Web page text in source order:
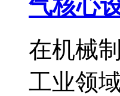
气核心
在机械
工业领